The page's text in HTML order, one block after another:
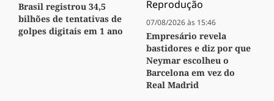
Brasil registrou 34,5
bilhões de tentativas de
golpes digitais em 1 ano
07/08/2026 às 15:46
Empresário revela
bastidores e diz por que
Neymar escolheu o
Barcelona em vez do
Real Madrid